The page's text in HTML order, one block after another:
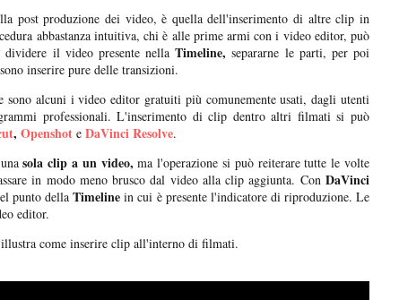
post produzione dei video, è quella dell'inserimento di altre clip in
abbastanza intuitiva, chi è alle prime armi con i video editor, può
il video presente nella Timeline, separarne le parti, per poi
inserire pure delle transizioni.
sono alcuni i video editor gratuiti più comunemente usati, dagli utenti
professionali. L'inserimento di clip dentro altri filmati si può
, Openshot e DaVinci Resolve.
sola clip a un video, ma l'operazione si può reiterare tutte le volte
in modo meno brusco dal video alla clip aggiunta. ConDaVinci
punto della Timeline in cui è presente l'indicatore di riproduzione. Le
editor.
come inserire clip all'interno di filmati.